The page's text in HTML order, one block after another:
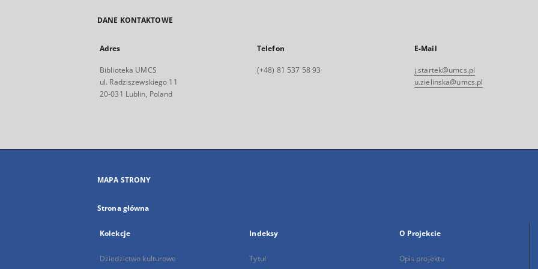
DANE KONTAKTOWE
Adres
Biblioteka UMCS
ul. Radziszewskiego 11
20-031 Lublin, Poland
Telefon
(+48) 81 537 58 93
E-Mail
j.startek@umcs.pl
u.zielinska@umcs.pl
MAPA STRONY
Strona główna
Kolekcje
Dziedzictwo kulturowe
Indeksy
Tytuł
O Projekcie
Opis projektu